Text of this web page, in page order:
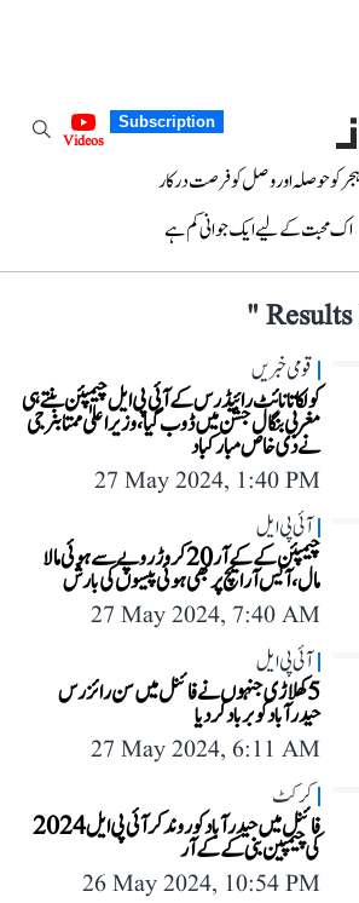
Subscription
Videos
ہجر کو حوصلہ اور وصل کو فرصت درکار
اک محبت کے لیے ایک جوانی کم ہے
"
قومی خبریں
کولکاتا نائٹ رائیڈرس کے آئی پی ایل چیمپئن بنتے ہی
مغربی بنگال جشن میں ڈوب گیا، وزیر اعلیٰ ممتا بنرجی
نے دی خاص مبارکباد
27 May 2024, 1:40 PM
آئی پی ایل
چیمپئن کے کے آر 20 کروڑ روپے سے ہوئی مالا
مال، آیس آر ایچ پر بھی ہوئی پیسوں کی بارش
27 May 2024, 7:40 AM
آئی پی ایل
5 کھلاڑی جنہوں نے فائنل میں سن رائزرس
حیدرآباد کو برباد کردیا
27 May 2024, 6:11 AM
کرکٹ
فائنل میں حیدرآباد کو روند کر آئی پی ایل 2024
کی چیمپین بنی کے کے آر
26 May 2024, 10:54 PM